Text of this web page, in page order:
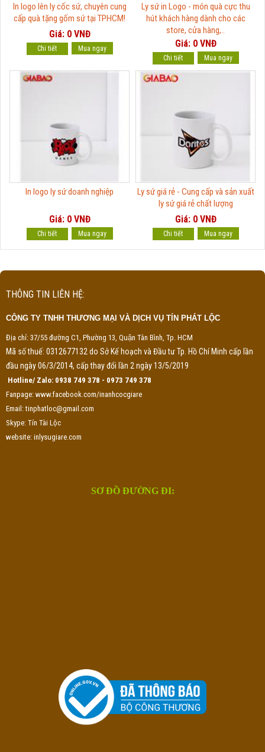
In logo lên ly cốc sứ, chuyên cung
cấp quà tặng gốm sứ tại TPHCM!
Giá: 0 VNĐ
Chi tiết
Ly sứ in Logo - món quà cực thu
hút khách hàng dành cho các
store, cửa hàng,..
Giá: 0 VNĐ
Chi tiết
In logo ly sứ doanh nghiệp
Giá: 0 VNĐ
Chi tiết
Ly sứ giá rẻ - Cung cấp và sản xuất
ly sứ giá rẻ chất lượng
Giá: 0 VNĐ
Chi tiết
THÔNG TIN LIÊN HỆ:
CÔNG TY TNHH THƯƠNG MẠI VÀ DỊCH VỤ TÍN PHÁT LỘC
Địa chỉ: 37/55 đường C1, Phường 13, Quận Tân Bình, Tp. HCM
Mã số thuế: 0312677132 do Sở Kế hoạch và Đầu tư Tp. Hồ Chí Minh cấp lần
đầu ngày 06/3/2014, cấp thay đổi lần 2 ngày 13/5/2019
Hotline/ Zalo: 0938 749 378 - 0973 749 378
Fanpage: www.facebook.com/inanhcocgiare
Email: tinphatloc@gmail.com
Skype: Tín Tài Lộc
website: inlysugiare.com
SƠ ĐỒ ĐƯỜNG ĐI: